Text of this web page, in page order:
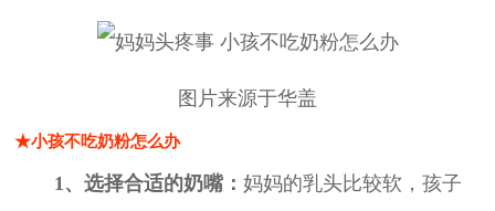
图片来源于华盖
★小孩不吃奶粉怎么办
1、选择合适的奶嘴： 妈妈的乳头比较软，孩子